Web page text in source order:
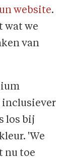
website.
wat we
van
inclusiever
los bij
'We
nu toe